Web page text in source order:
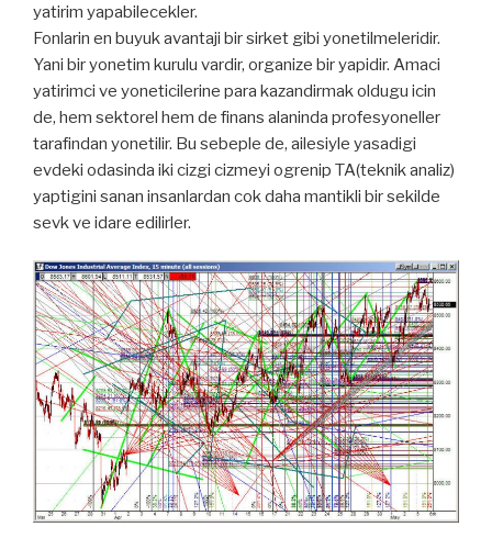
yatirim yapabilecekler.
Fonlarin en buyuk avantaji bir sirket gibi yonetilmeleridir.
Yani bir yonetim kurulu vardir, organize bir yapidir. Amaci
yatirimci ve yoneticilerine para kazandirmak oldugu icin
de, hem sektorel hem de finans alaninda profesyoneller
tarafindan yonetilir. Bu sebeple de, ailesiyle yasadigi
evdeki odasinda iki cizgi cizmeyi ogrenip TA(teknik analiz)
yaptigini sanan insanlardan cok daha mantikli bir sekilde
sevk ve idare edilirler.